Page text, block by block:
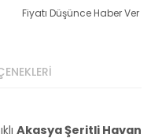
Fiyatı Düşünce Haber Ver
Akasya Şeritli Havan